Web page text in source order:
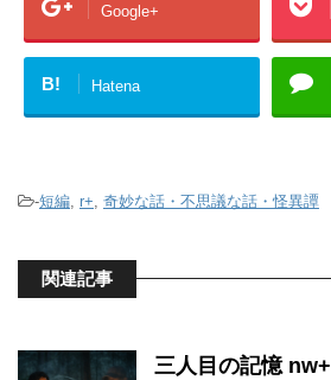
Google+
B! Hatena
-短編, r+, 奇妙な話・不思議な話・怪異譚
関連記事
三人目の記憶 nw+